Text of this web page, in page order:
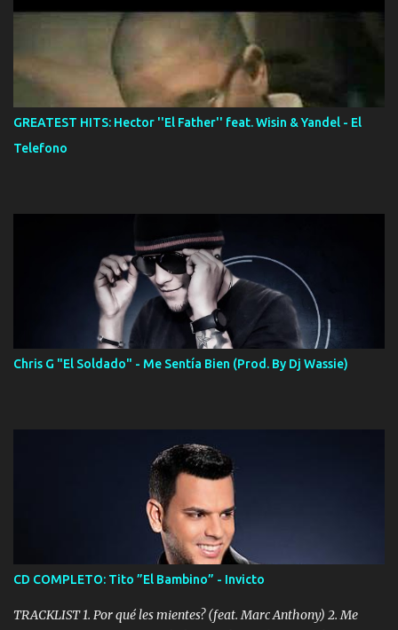
GREATEST HITS: Hector ''El Father'' feat. Wisin & Yandel - El
Telefono
Chris G "El Soldado" - Me Sentía Bien (Prod. By Dj Wassie)
CD COMPLETO: Tito ”El Bambino” - Invicto
TRACKLIST 1. Por qué les mientes? (feat. Marc Anthony) 2. Me